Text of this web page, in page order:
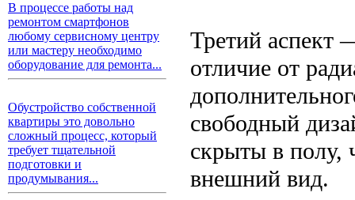
В процессе работы над
ремонтом смартфонов
любому сервисному центру
или мастеру необходимо
оборудование для ремонта...
Обустройство собственной
квартиры это довольно
сложный процесс, который
требует тщательной
подготовки и
продумывания...
Третий аспект
отличие от
свободный
скрыты в полу,
внешний вид.